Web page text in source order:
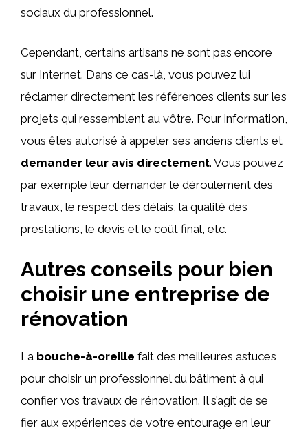
sociaux du professionnel.
Cependant, certains artisans ne sont pas encore
sur Internet. Dans ce cas-là, vous pouvez lui
réclamer directement les références clients sur les
projets qui ressemblent au vôtre. Pour information,
vous êtes autorisé à appeler ses anciens clients et
demander leur avis directement. Vous pouvez
par exemple leur demander le déroulement des
travaux, le respect des délais, la qualité des
prestations, le devis et le coût final, etc.
Autres conseils pour bien
choisir une entreprise de
rénovation
La bouche-à-oreille fait des meilleures astuces
pour choisir un professionnel du bâtiment à qui
confier vos travaux de rénovation. Il s’agit de se
fier aux expériences de votre entourage en leur